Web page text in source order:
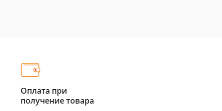
Оплата при
получение товара